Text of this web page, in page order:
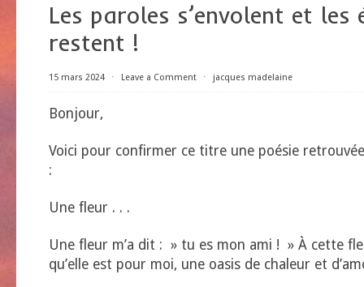
Les paroles s’envolent et les
restent !
15 mars 2024 ⋅ Leave a Comment ⋅ jacques madelaine
Bonjour,
Voici pour confirmer ce titre une poésie
:
Une fleur . . .
Une fleur m’a dit : » tu es mon ami ! » À cette
qu’elle est pour moi, une oasis de chaleur et